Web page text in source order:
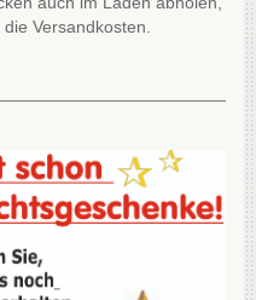
Versandkosten.